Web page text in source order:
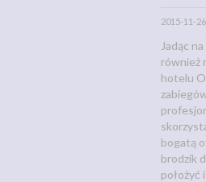
2015-11-26
Jadąc
również
hotelu
bogatą
brodzik
położyć